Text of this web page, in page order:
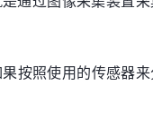
按照使用的传感器